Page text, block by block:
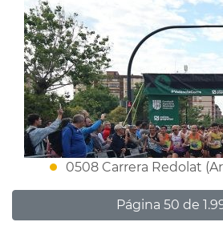
0508 Carrera Redolat
Página 50 de